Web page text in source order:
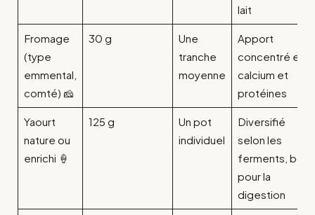
lait
Fromage
(type
emmental,
comté) 🧀
30 g
Une
tranche
moyenne
Apport
concentré en
calcium et
protéines
Yaourt
nature ou
enrichi 🍦
125 g
Un pot
individuel
Diversifié
selon les
ferments, bon
pour la
digestion